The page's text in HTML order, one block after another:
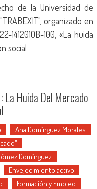
de la Universidad de
organizado en
141201OB-100, «La huida
social
La Huida Del Mercado
Ana Domínguez Morales
Domínguez
Envejecimiento activo
Formación y Empleo